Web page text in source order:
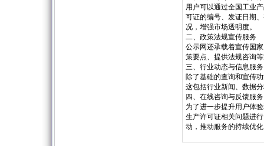
用户可以通过全国工业
可证的编号、发证日期
况，增强市场透明度。
二、政策法规宣传服务
公示网还承载着宣传国
策要点、提供法规咨询
三、行业动态与信息服务
除了基础的查询和宣传
这包括行业新闻、数据
四、在线咨询与反馈服务
为了进一步提升用户体
生产许可证相关问题进
动，推动服务的持续优